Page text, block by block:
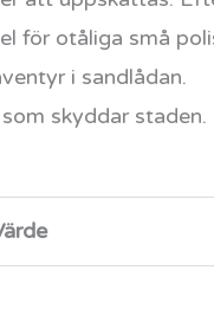
för otåliga små
i sandlådan.
skyddar staden.